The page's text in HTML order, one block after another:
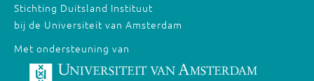
Stichting Duitsland Instituut
bij de Universiteit van Amsterdam
Met ondersteuning van